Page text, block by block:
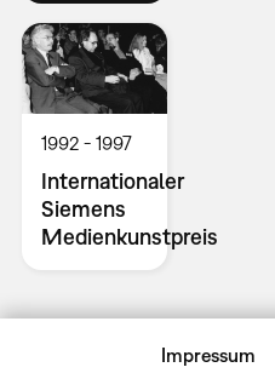
1992 1997
Internationaler
Siemens
Medienkunstpreis
Impressum